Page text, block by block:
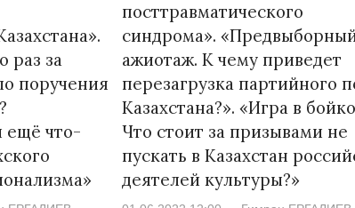
раз за
поручения
ещё что-
посттравматического
синдрома».
ажиотаж. К чему приведет
перезагрузка партийного
Казахстана?». «Игра в
Что стоит за призывами не
пускать в Казахстан
деятелей культуры?»
30.10.2024
Война